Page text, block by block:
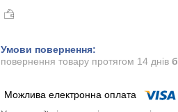
повернення товару протягом 14 днів